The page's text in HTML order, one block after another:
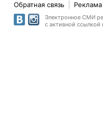
Обратная связь
Электронное СМИ
с активной ссылкой